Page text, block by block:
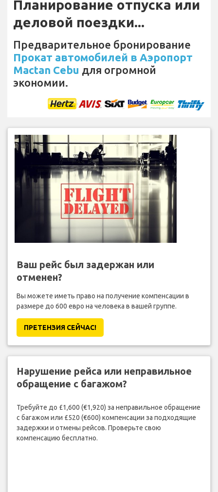
Планирование отпуска или
деловой поездки...
Предварительное бронирование
Прокат автомобилей в Аэропорт
Mactan Cebu для огромной
экономии.
Ваш рейс был задержан или
отменен?
Вы можете иметь право на получение компенсации в
размере до 600 евро на человека в вашей группе.
ПРЕТЕНЗИЯ CЕЙЧАС!
Нарушение рейса или неправильное
обращение с багажом?
Требуйте до £1,600 (€1,920) за неправильное обращение
с багажом или £520 (€600) компенсации за подходящие
задержки и отмены рейсов. Проверьте свою
компенсацию бесплатно.